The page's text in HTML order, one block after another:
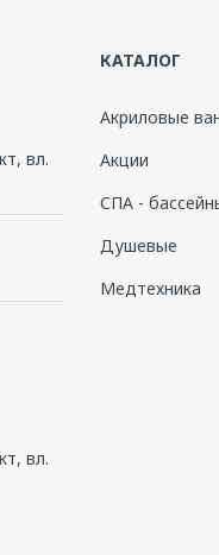
Radomir
вл.
вл.
КАТАЛОГ
Акриловые
Акции
СПА -
Душевые
Медтехника